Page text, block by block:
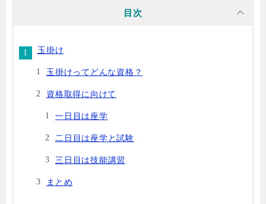
目次
玉掛け
玉掛けってどんな資格？
資格取得に向けて
一日目は座学
二日目は座学と試験
三日目は技能講習
まとめ